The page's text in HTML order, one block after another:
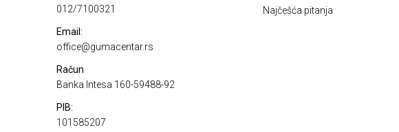
012/7100321
Email:
office@gumacentar.rs
Račun
Banka Intesa 160-59488-92
PIB:
101585207
Najčešća pitanja